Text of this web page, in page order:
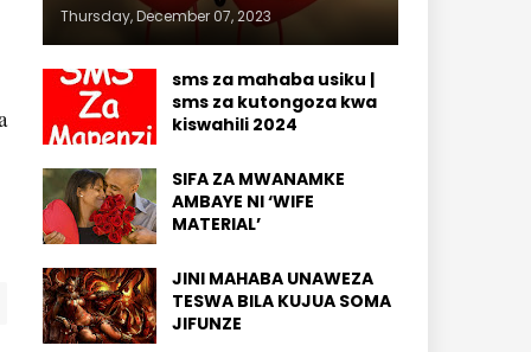
Thursday, December 07, 2023
sms za mahaba usiku |
sms za kutongoza kwa
kiswahili 2024
SIFA ZA MWANAMKE
AMBAYE NI ‘WIFE
MATERIAL’
JINI MAHABA UNAWEZA
TESWA BILA KUJUA SOMA
JIFUNZE